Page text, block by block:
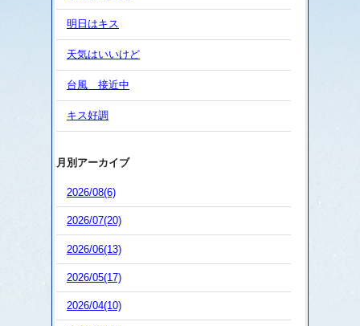
明日はキス
天気はいいけど
台風 接近中
キス好調
月別アーカイブ
2026/08(6)
2026/07(20)
2026/06(13)
2026/05(17)
2026/04(10)